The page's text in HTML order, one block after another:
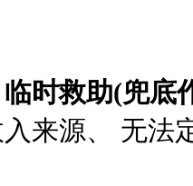
临时救助(兜底
来源、 无法